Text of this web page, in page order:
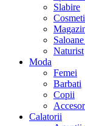
Slabire
Naturist
Moda
Femei
Barbati
Copii
Calatorii